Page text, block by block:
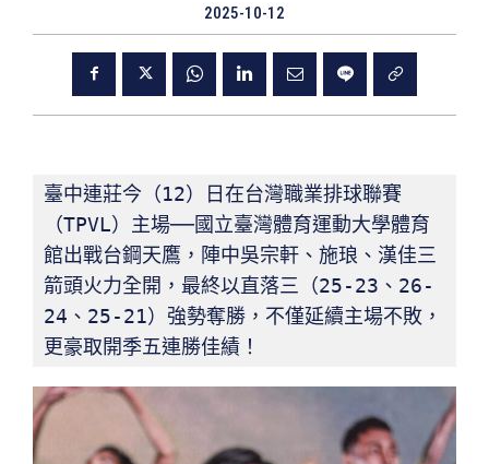
2025-10-12
臺中連莊今（12）日在台灣職業排球聯賽
（TPVL）主場──國立臺灣體育運動大學體育
館出戰台鋼天鷹，陣中吳宗軒、施琅、漢佳三
箭頭火力全開，最終以直落三（25-23、26-
24、25-21）強勢奪勝，不僅延續主場不敗，
更豪取開季五連勝佳績！